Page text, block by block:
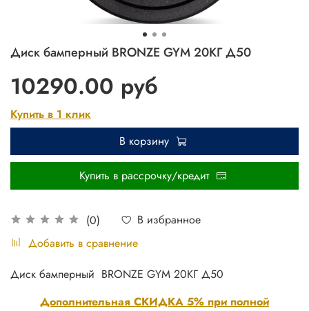
Диск бамперный BRONZE GYM 20КГ Д50
(0)
В избранное
Добавить в сравнение
10290.00 руб
Купить в 1 клик
В корзину
Купить в рассрочку/кредит
Дополнительная СКИДКА 5% при полной
Диск бамперный BRONZE GYM 20КГ Д50